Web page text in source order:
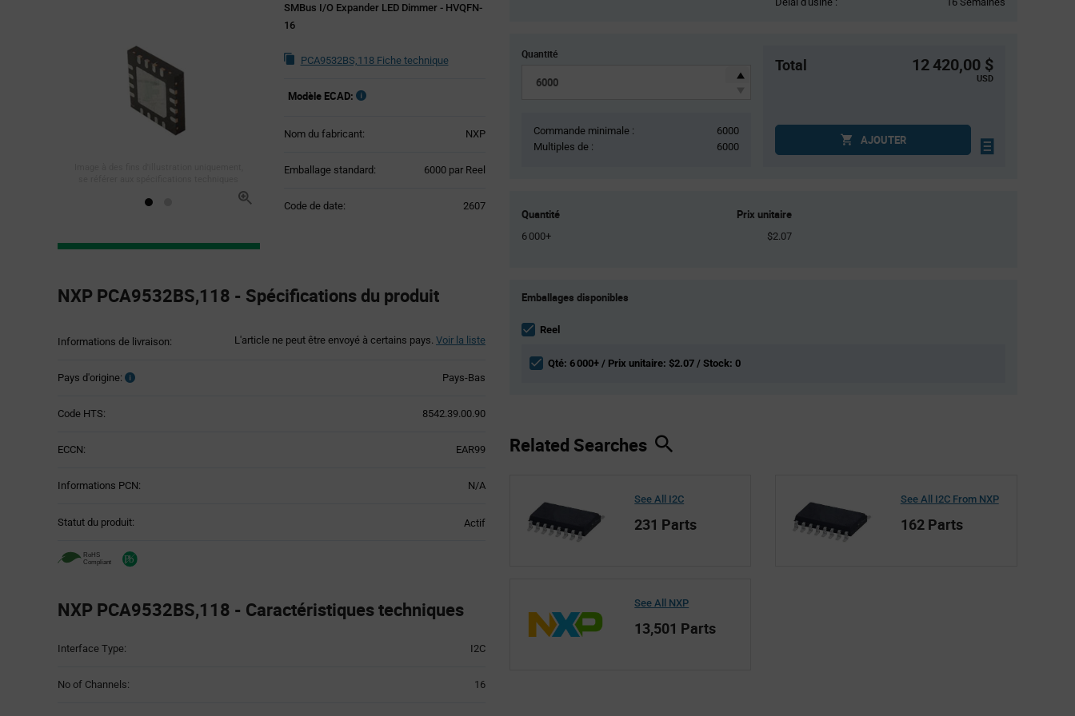
SMBus I/O Expander LED Dimmer - HVQFN-
16
PCA9532BS,118 Fiche technique
Modèle ECAD:
Nom du fabricant: NXP
Emballage standard: 6000 par Reel
Code de date: 2607
Specification
Section
NXP PCA9532BS,118 - Spécifications du produit
Informations de livraison: L'article ne peut être envoyé à certains pays. Voir la liste
Pays d'origine: Pays-Bas
Code HTS: 8542.39.00.90
ECCN: EAR99
Informations PCN: N/A
Statut du produit: Actif
NXP PCA9532BS,118 - Caractéristiques techniques
Table
Interface Type: I2C
No of Channels: 16
Quantité
Commande minimale :
6000
Multiples de :
6000
Total 12 420,00 $
USD
AJOUTER
Quantité Prix unitaire
6 000+ $2.07
Variant
section
Emballages disponibles
Reel
Qté: 6 000+ / Prix unitaire: $2.07 / Stock: 0
Related Searches
See All I2C
231 Parts
See All I2C From NXP
162 Parts
See All NXP
13,501 Parts